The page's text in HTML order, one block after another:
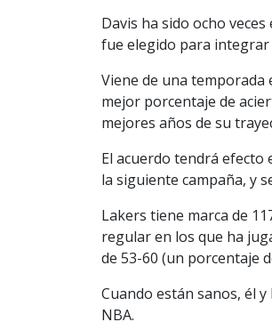
Davis ha sido ocho
fue elegido para integrar
Viene de una temporada
mejor porcentaje de
mejores años de su
El acuerdo tendrá efecto
la siguiente campaña, y
Lakers tiene marca de
regular en los que ha
de 53-60 (un porcentaje
Cuando están sanos, él
NBA.